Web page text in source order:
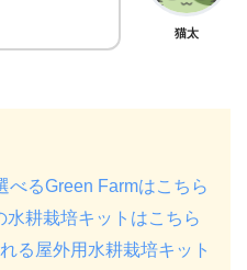
猫太
べるGreen Farmはこちら
水耕栽培キットはこちら
る屋外用水耕栽培キット